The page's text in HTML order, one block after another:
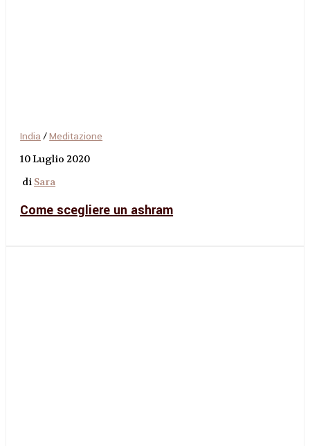
India /Meditazione
10 Luglio 2020
di Sara
Come scegliere un ashram